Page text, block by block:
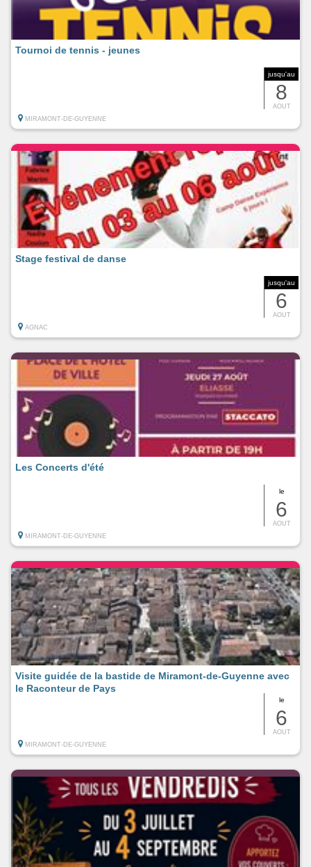
jusqu'au
8
AOUT
Tournoi de tennis - jeunes
MIRAMONT-DE-GUYENNE
jusqu'au
6
AOUT
Stage festival de danse
AGNAC
le
6
AOUT
Les Concerts d'été
MIRAMONT-DE-GUYENNE
le
6
AOUT
Visite guidée de la bastide de Miramont-de-Guyenne avec
le Raconteur de Pays
MIRAMONT-DE-GUYENNE